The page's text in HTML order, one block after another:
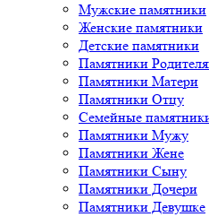
Мужские памятники
Женские памятники
Детские памятники
Памятники
Памятники Матери
Памятники Отцу
Семейные
Памятники Мужу
Памятники Жене
Памятники Сыну
Памятники Дочери
Памятники Девушке